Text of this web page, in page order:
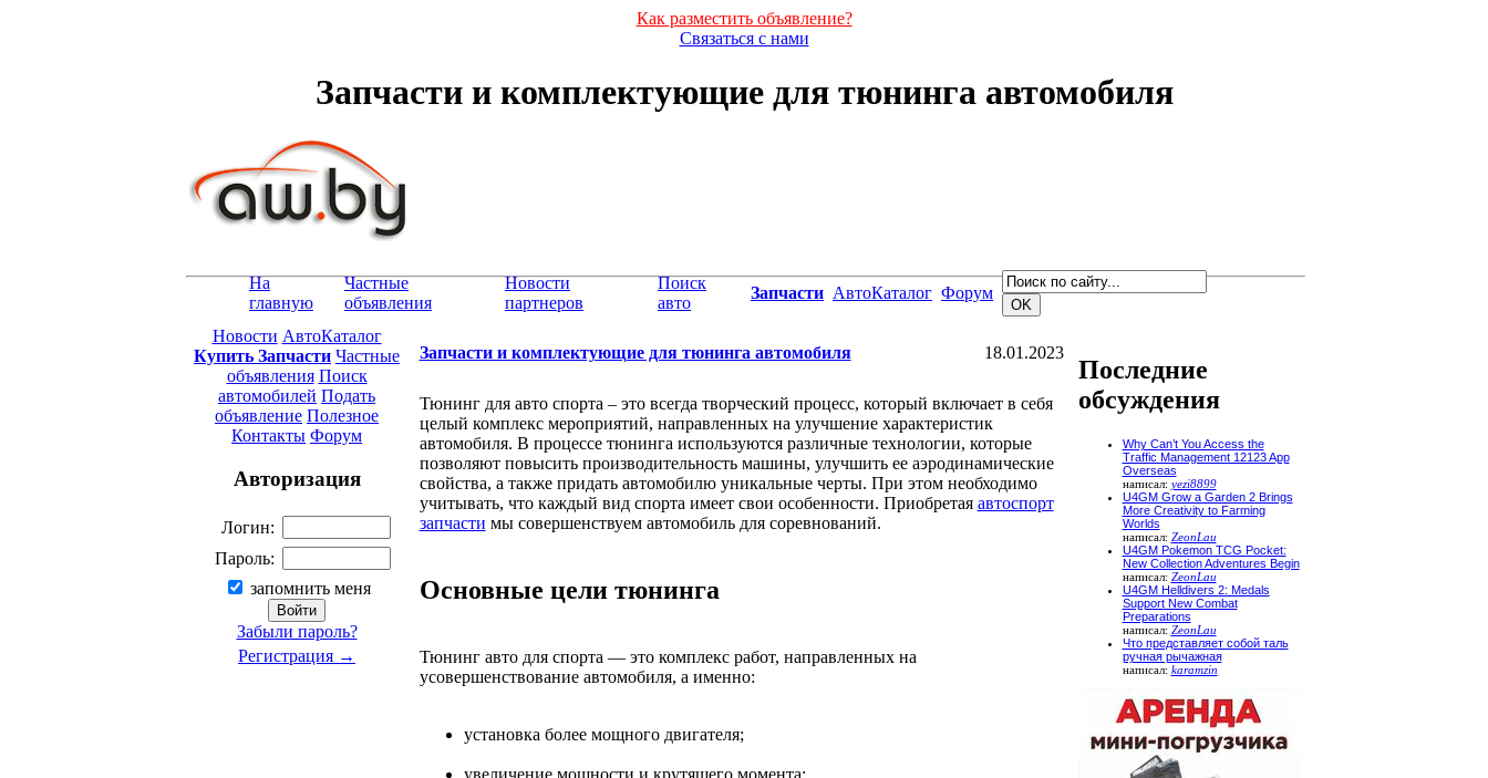
Как разместить объявление?
Связаться с нами
Запчасти и комплектующие для тюнинга автомобиля
На
главную
Частные
объявления
Новости
партнеров
Поиск
авто
Запчасти АвтоКаталог Форум
Новости АвтоКаталог
Купить Запчасти Частные
объявления Поиск
автомобилей Подать
объявление Полезное
Контакты Форум
Авторизация
Логин:
Пароль:
запомнить меня
Забыли пароль?
Регистрация →
Запчасти и комплектующие для тюнинга автомобиля 18.01.2023
Тюнинг для авто спорта – это всегда творческий процесс, который включает в себя
целый комплекс мероприятий, направленных на улучшение характеристик
автомобиля. В процессе тюнинга используются различные технологии, которые
позволяют повысить производительность машины, улучшить ее аэродинамические
свойства, а также придать автомобилю уникальные черты. При этом необходимо
учитывать, что каждый вид спорта имеет свои особенности. Приобретая автоспорт
запчасти мы совершенствуем автомобиль для соревнований.
Основные цели тюнинга
Тюнинг авто для спорта — это комплекс работ, направленных на
усовершенствование автомобиля, а именно:
установка более мощного двигателя;
увеличение мощности и крутящего момента;
Последние
обсуждения
Why Can’t You Access the
Traffic Management 12123 App
Overseas
написал: yezi8899
U4GM Grow a Garden 2 Brings
More Creativity to Farming
Worlds
написал: ZeonLau
U4GM Pokemon TCG Pocket:
New Collection Adventures Begin
написал: ZeonLau
U4GM Helldivers 2: Medals
Support New Combat
Preparations
написал: ZeonLau
Что представляет собой таль
ручная рычажная
написал: karamzin